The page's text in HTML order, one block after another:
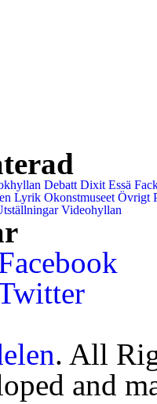
Debatt Dixit Essä
Lyrik Okonstmuseet Övrigt
Videohyllan
. All
and